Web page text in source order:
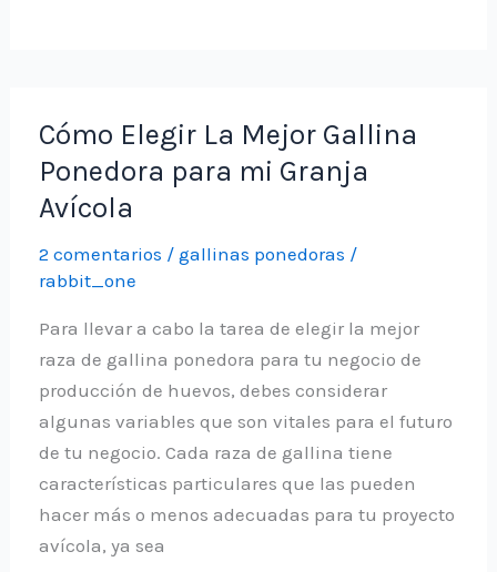
Para
Gallinas
Ponedora
Cómo Elegir La Mejor Gallina
Ponedora para mi Granja
Avícola
2 comentarios / gallinas ponedoras /
rabbit_one
Para llevar a cabo la tarea de elegir la mejor
raza de gallina ponedora para tu negocio de
producción de huevos, debes considerar
algunas variables que son vitales para el futuro
de tu negocio. Cada raza de gallina tiene
características particulares que las pueden
hacer más o menos adecuadas para tu proyecto
avícola, ya sea